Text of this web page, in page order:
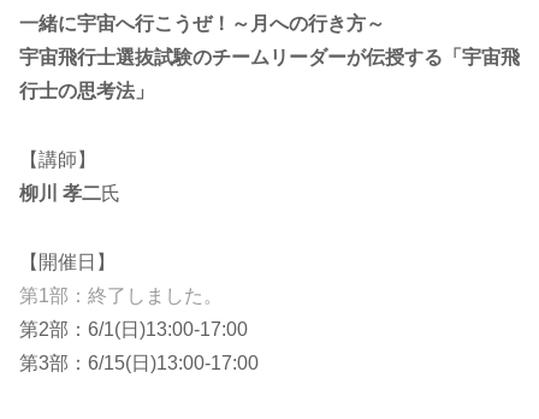
一緒に宇宙へ行こうぜ！～月への行き方～
宇宙飛行士選抜試験のチームリーダーが伝授する「宇宙飛
行士の思考法」
【講師】
柳川 孝二氏
【開催日】
第1部：終了しました。
第2部：6/1(日)13:00-17:00
第3部：6/15(日)13:00-17:00